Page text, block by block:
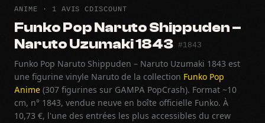
ANIME · 1 AVIS CDISCOUNT
Funko Pop Naruto Shippuden –
Naruto Uzumaki 1843 #1843
Funko Pop Naruto Shippuden – Naruto Uzumaki 1843 est
une figurine vinyle Naruto de la collection Funko Pop
Anime (307 figurines sur GAMPA PopCrash). Format ~10
cm, n° 1843, vendue neuve en boîte officielle Funko. À
10,73 €, l'une des entrées les plus accessibles du crew